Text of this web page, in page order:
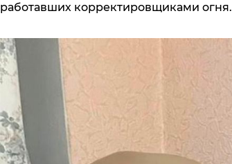
работавших корректировщиками огня.